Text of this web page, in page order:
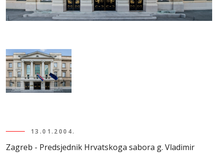
13.01.2004.
Zagreb - Predsjednik Hrvatskoga sabora g. Vladimir